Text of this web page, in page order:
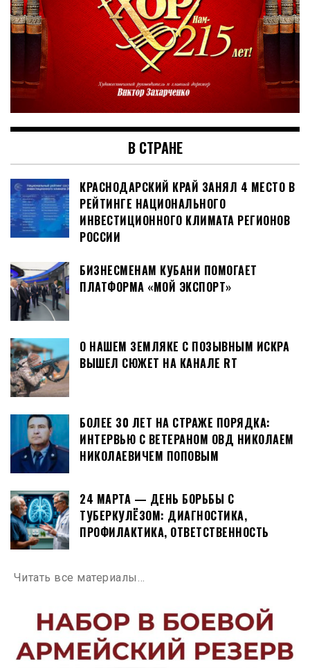
В СТРАНЕ
КРАСНОДАРСКИЙ КРАЙ ЗАНЯЛ 4 МЕСТО В
РЕЙТИНГЕ НАЦИОНАЛЬНОГО
ИНВЕСТИЦИОННОГО КЛИМАТА РЕГИОНОВ
РОССИИ
БИЗНЕСМЕНАМ КУБАНИ ПОМОГАЕТ
ПЛАТФОРМА «МОЙ ЭКСПОРТ»
О НАШЕМ ЗЕМЛЯКЕ С ПОЗЫВНЫМ ИСКРА
ВЫШЕЛ СЮЖЕТ НА КАНАЛЕ RT
БОЛЕЕ 30 ЛЕТ НА СТРАЖЕ ПОРЯДКА:
ИНТЕРВЬЮ С ВЕТЕРАНОМ ОВД НИКОЛАЕМ
НИКОЛАЕВИЧЕМ ПОПОВЫМ
24 МАРТА — ДЕНЬ БОРЬБЫ С
ТУБЕРКУЛЁЗОМ: ДИАГНОСТИКА,
ПРОФИЛАКТИКА, ОТВЕТСТВЕННОСТЬ
Читать все материалы…